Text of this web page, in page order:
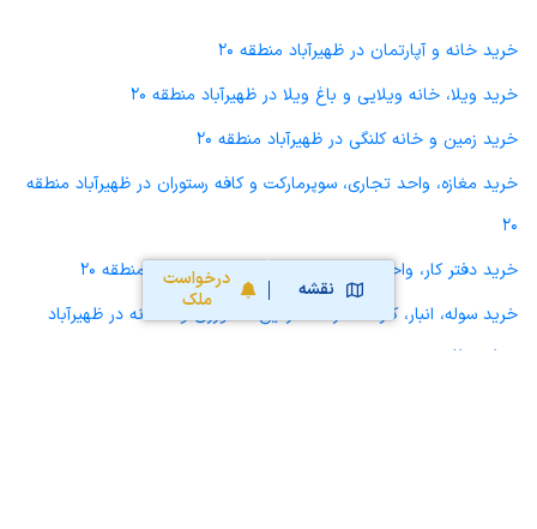
نقشه
درخواست
ملک
خرید خانه و آپارتمان در ظهیرآباد منطقه 20
خرید ویلا، خانه ویلایی و باغ ویلا در ظهیرآباد منطقه 20
خرید زمین و خانه کلنگی در ظهیرآباد منطقه 20
خرید مغازه، واحد تجاری، سوپرمارکت و کافه رستوران در ظهیرآباد منطقه
20
خرید دفتر کار، واحد اداری و مطب پزشکی در ظهیرآباد منطقه 20
خرید سوله، انبار، کارگاه، کارخانه، زمین کشاورزی و گلخانه در ظهیرآباد
منطقه 20